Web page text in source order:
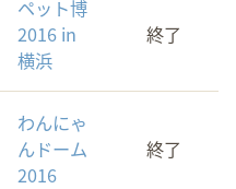
ペット博
2016 in
横浜
終了
わんにゃ
んドーム
2016
終了